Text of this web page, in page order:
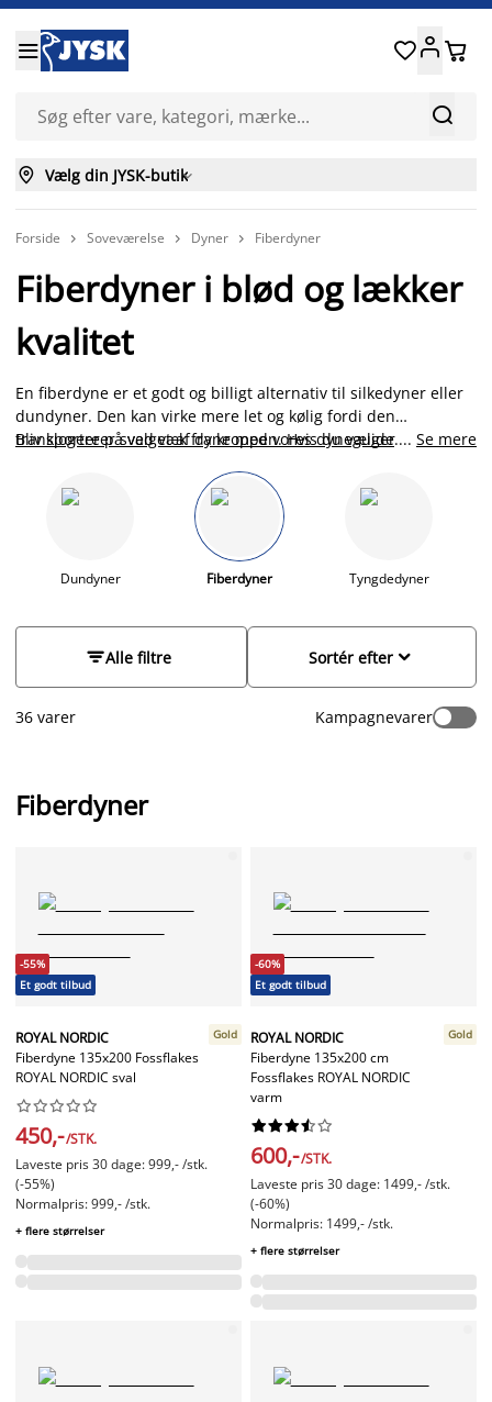


 
 Vælg din JYSK-butik
Forside  Soveværelse  Dyner  Fiberdyner
Fiberdyner i blød og lækker
kvalitet
En fiberdyne er et godt og billigt alternativ til silkedyner eller
dundyner. Den kan virke mere let og kølig fordi den
transporterer sved væk fra kroppen. Hvis du vælger en varm
isolerer og holder på varmen hele natten. Hos JYSK har vi et
stort udvalg af dyner med fiberfyld som enkeltdyne eller
dobbeltdyne og med ekstra længde. Dynerne rangerer fra sval
til ekstra varm isoleringsevne i flere prisklasser og af
forskellige kvalitet, så der er rig mulighed for at finde dyner til
Bliv klogere på valget af dyne med vores dyneguide.... Se mere
Dundyner Fiberdyner Tyngdedyner
Alle filtre 
Sortér efter
36 varer Kampagnevarer
Fiberdyner
-55%
Et godt tilbud
ROYAL NORDIC
Fiberdyne 135x200 Fossflakes
ROYAL NORDIC sval
Gold






450,-/STK.
Laveste pris 30 dage: 999,- /stk.
(-55%)
Normalpris: 999,- /stk.
+ flere størrelser
-60%
Et godt tilbud
ROYAL NORDIC
Fiberdyne 135x200 cm
Fossflakes ROYAL NORDIC
varm
Gold






600,-/STK.
Laveste pris 30 dage: 1499,- /stk.
(-60%)
Normalpris: 1499,- /stk.
+ flere størrelser